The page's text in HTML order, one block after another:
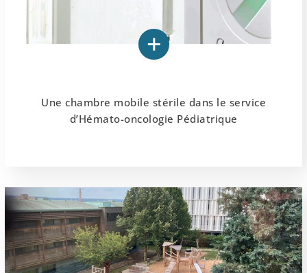
Une chambre mobile stérile dans le service
d’Hémato-oncologie Pédiatrique